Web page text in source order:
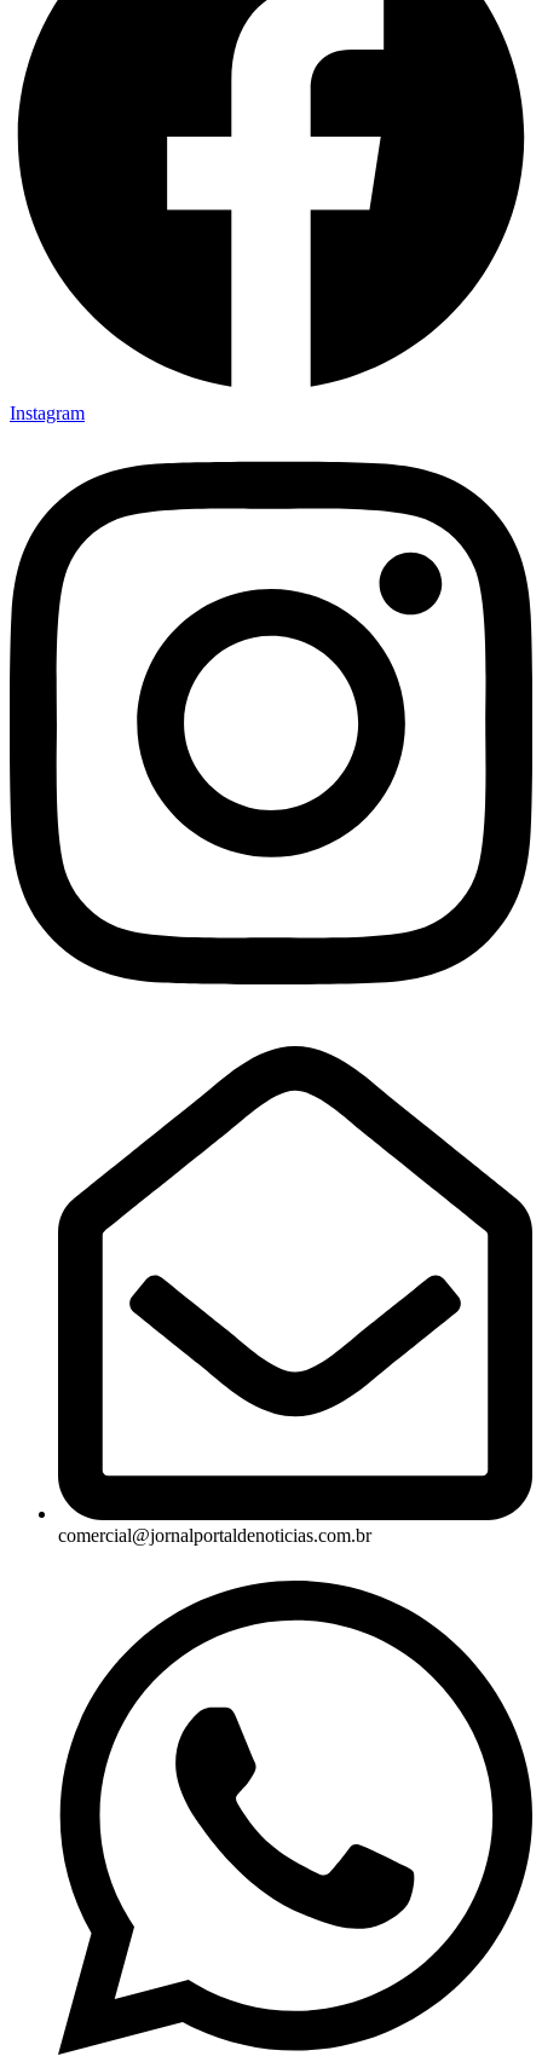
Instagram
comercial@jornalportaldenoticias.com.br